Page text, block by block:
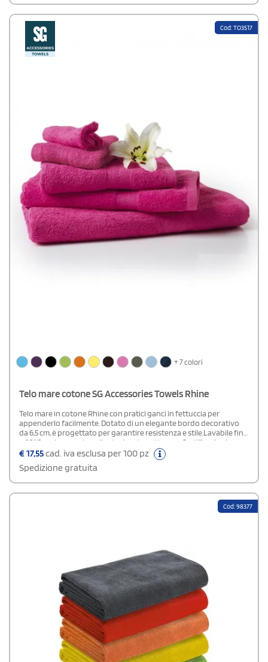
Cod: TO3517
+ 7 colori
Telo mare cotone SG Accessories Towels Rhine
Telo mare in cotone Rhine con pratici ganci in fettuccia per
appenderlo facilmente. Dotato di un elegante bordo decorativo
da 6,5 cm, è progettato per garantire resistenza e stile.Lavabile fino
a 60°C, assicura un’eccellente durata nel tempo.Certificazioni:
OEKO-TEX® Standard 100 per la sicurezza dei materiali e BSCI per il
rispetto degli standard etici di produzione.
€17,55cad. iva esclusa per 100 pz
Spedizione gratuita
Cod: 98377